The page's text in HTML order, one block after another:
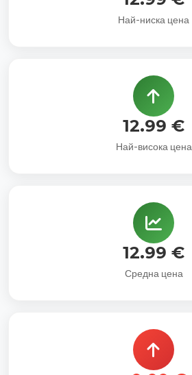
Най-ниска цена
12.99 €
Най-висока цена
12.99 €
Средна цена